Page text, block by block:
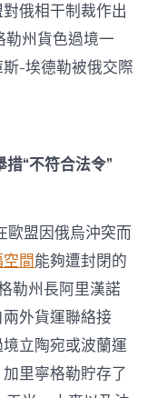
俄相干制裁作出
州貨色過境一
-埃德勒被俄交際
“不符合法令”
歐盟因俄烏沖突而
間能夠遭封閉的
勒州長阿里漢諾
外貨運聯絡接
立陶宛或波蘭運
里寧格勒貯存了